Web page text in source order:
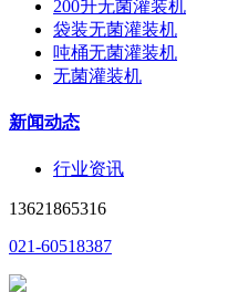
200升无菌灌装机
袋装无菌灌装机
吨桶无菌灌装机
无菌灌装机
新闻动态
行业资讯
13621865316
021-60518387